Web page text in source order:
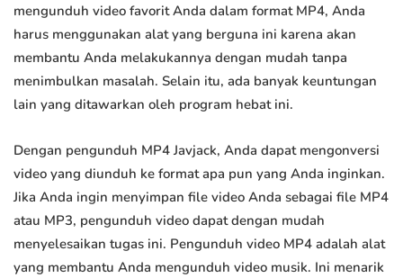
mengunduh video favorit Anda dalam format MP4, Anda
harus menggunakan alat yang berguna ini karena akan
membantu Anda melakukannya dengan mudah tanpa
menimbulkan masalah. Selain itu, ada banyak keuntungan
lain yang ditawarkan oleh program hebat ini.
Dengan pengunduh MP4 Javjack, Anda dapat mengonversi
video yang diunduh ke format apa pun yang Anda inginkan.
Jika Anda ingin menyimpan file video Anda sebagai file MP4
atau MP3, pengunduh video dapat dengan mudah
menyelesaikan tugas ini. Pengunduh video MP4 adalah alat
yang membantu Anda mengunduh video musik. Ini menarik